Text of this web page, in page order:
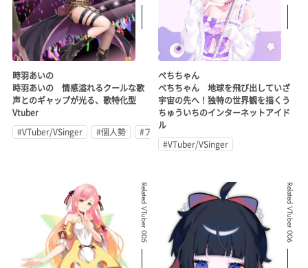
時羽あいの
時羽あいの 情感溢れるクールな歌
声とのギャップが光る、歌特化型
Vtuber
#VTuber/VSinger
#個人勢 #アイドル
ぺちちゃん
ぺちちゃん 地球を飛び出していざ
宇宙の先へ！独特の世界観を描くう
ちゅういちのインターネットアイド
ル
#VTuber/VSinger
Related VTuber 005 Related VTuber 006